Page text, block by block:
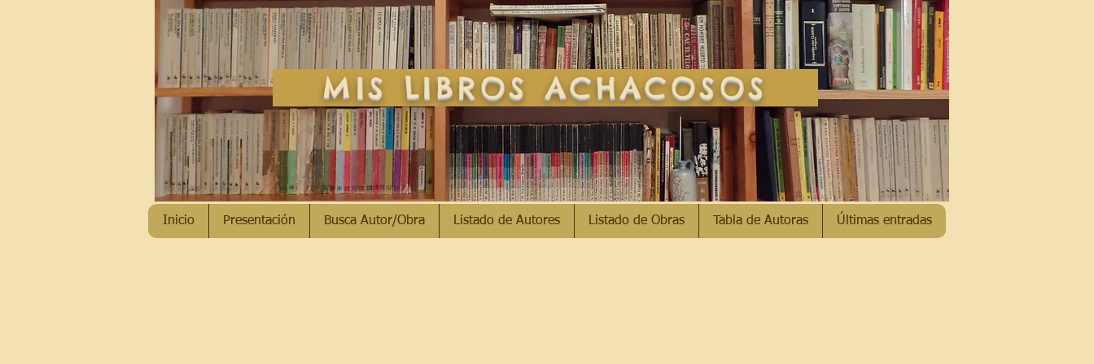
MIS LIBROS ACHACOSOS
Inicio Presentación Busca Autor/Obra Listado de Autores Listado de Obras Tabla de Autoras Últimas entradas